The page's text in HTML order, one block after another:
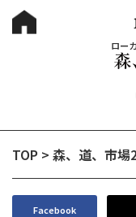
ロー
TOP > 森、道、市場
Facebook